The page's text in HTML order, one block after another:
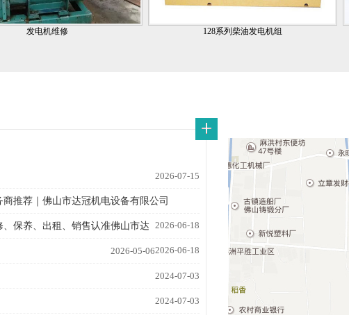
发电机维修 128系列柴油发电机组
2026-07-15
推荐｜佛山市达冠机电设备有限公司
2026-06-18
保养、出租、销售认准佛山市达
2026-06-18
2026-05-06
2024-07-03
2024-07-03